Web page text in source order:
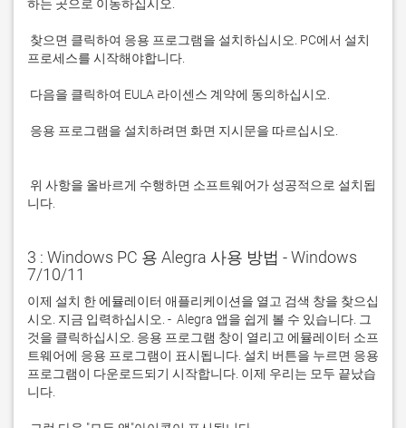
니다.
3 : Windows PC 용 Alegra 사용 방법 - Windows
7/10/11
이제 설치 한 에뮬레이터 애플리케이션을 열고 검색 창을 찾으십
시오. 지금 입력하십시오. -  Alegra 앱을 쉽게 볼 수 있습니다. 그
것을 클릭하십시오. 응용 프로그램 창이 열리고 에뮬레이터 소프
트웨어에 응용 프로그램이 표시됩니다. 설치 버튼을 누르면 응용
프로그램이 다운로드되기 시작합니다. 이제 우리는 모두 끝났습